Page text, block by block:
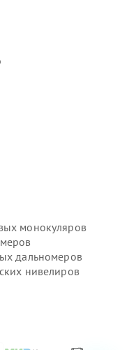
монокуляров
дальномеров
нивелиров